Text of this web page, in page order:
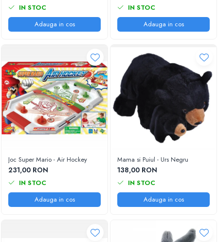
IN STOC
Adauga in cos
IN STOC
Adauga in cos
Joc Super Mario - Air Hockey
231,00 RON
IN STOC
Adauga in cos
Mama si Puiul - Urs Negru
138,00 RON
IN STOC
Adauga in cos